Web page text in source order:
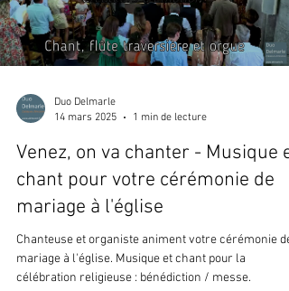
Duo Delmarle
14 mars 2025
1 min de lecture
Venez, on va chanter - Musique et
chant pour votre cérémonie de
mariage à l'église
Chanteuse et organiste animent votre cérémonie de
mariage à l'église. Musique et chant pour la
célébration religieuse : bénédiction / messe.